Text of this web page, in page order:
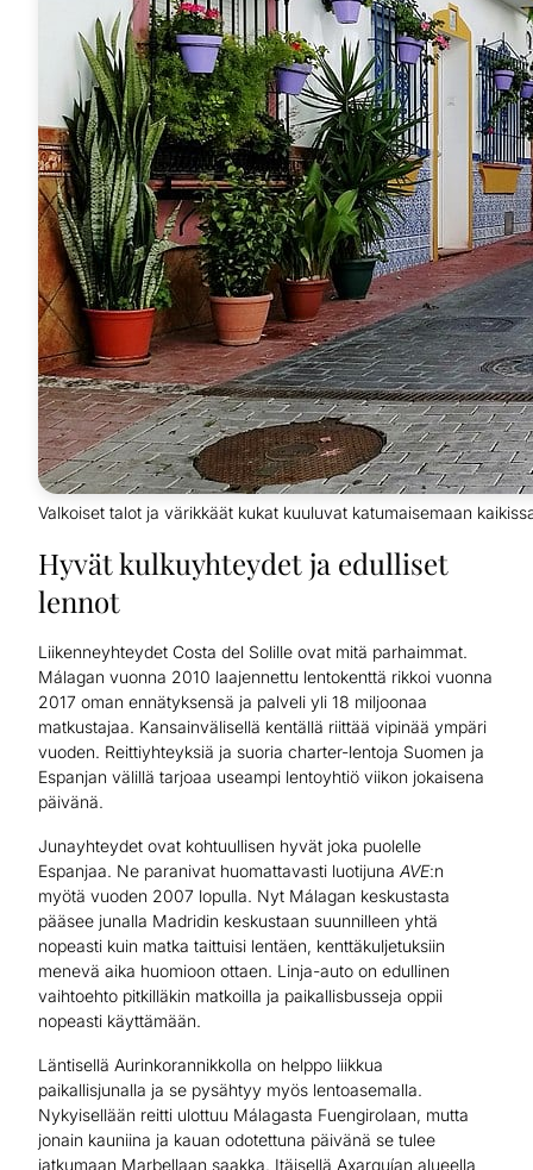
Valkoiset talot ja värikkäät kukat kuuluvat katumaisemaan
Hyvät kulkuyhteydet ja edulliset
lennot
Liikenneyhteydet Costa del Solille ovat mitä parhaimmat.
Málagan vuonna 2010 laajennettu lentokenttä rikkoi vuonna
2017 oman ennätyksensä ja palveli yli 18 miljoonaa
matkustajaa. Kansainvälisellä kentällä riittää vipinää ympäri
vuoden. Reittiyhteyksiä ja suoria charter-lentoja Suomen ja
Espanjan välillä tarjoaa useampi lentoyhtiö viikon jokaisena
päivänä.
Junayhteydet ovat kohtuullisen hyvät joka puolelle
Espanjaa. Ne paranivat huomattavasti luotijuna AVE:n
myötä vuoden 2007 lopulla. Nyt Málagan keskustasta
pääsee junalla Madridin keskustaan suunnilleen yhtä
nopeasti kuin matka taittuisi lentäen, kenttäkuljetuksiin
menevä aika huomioon ottaen. Linja-auto on edullinen
vaihtoehto pitkilläkin matkoilla ja paikallisbusseja oppii
nopeasti käyttämään.
Läntisellä Aurinkorannikkolla on helppo liikkua
paikallisjunalla ja se pysähtyy myös lentoasemalla.
Nykyisellään reitti ulottuu Málagasta Fuengirolaan, mutta
jonain kauniina ja kauan odotettuna päivänä se tulee
jatkumaan Marbellaan saakka. Itäisellä Axarquían alueella